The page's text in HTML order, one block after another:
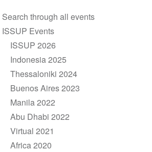
Section
navigation
Search through all events
ISSUP Events
ISSUP 2026
Indonesia 2025
Thessaloniki 2024
Buenos Aires 2023
Manila 2022
Abu Dhabi 2022
Virtual 2021
Africa 2020